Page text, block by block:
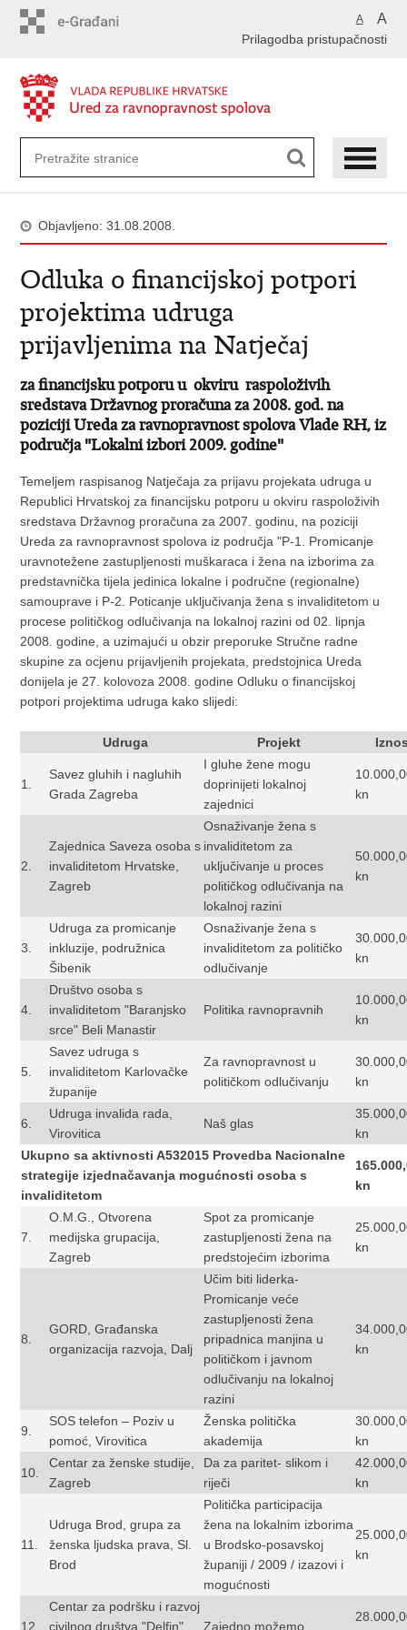
A A
Prilagodba pristupačnosti
Objavljeno: 31.08.2008.
Odluka o financijskoj potpori
projektima udruga
prijavljenima na Natječaj
za financijsku potporu u okviru raspoloživih
sredstava Državnog proračuna za 2008. god. na
poziciji Ureda za ravnopravnost spolova Vlade RH, iz
područja "Lokalni izbori 2009. godine"
Temeljem raspisanog Natječaja za prijavu projekata udruga u
Republici Hrvatskoj za financijsku potporu u okviru raspoloživih
sredstava Državnog proračuna za 2007. godinu, na poziciji
Ureda za ravnopravnost spolova iz područja "P-1. Promicanje
uravnotežene zastupljenosti muškaraca i žena na izborima za
predstavnička tijela jedinica lokalne i područne (regionalne)
samouprave i P-2. Poticanje uključivanja žena s invaliditetom u
procese političkog odlučivanja na lokalnoj razini od 02. lipnja
2008. godine, a uzimajući u obzir preporuke Stručne radne
skupine za ocjenu prijavljenih projekata, predstojnica Ureda
donijela je 27. kolovoza 2008. godine Odluku o financijskoj
potpori projektima udruga kako slijedi:
Udruga Projekt
1.
Savez gluhih i nagluhih
Grada Zagreba
I gluhe žene mogu
doprinijeti lokalnoj
zajednici
kn
2.
Zajednica Saveza osoba s
invaliditetom Hrvatske,
Zagreb
Osnaživanje žena s
invaliditetom za
uključivanje u proces
političkog odlučivanja na
lokalnoj razini
kn
3.
Udruga za promicanje
inkluzije, podružnica
Šibenik
Osnaživanje žena s
invaliditetom za političko
odlučivanje
kn
4.
Društvo osoba s
invaliditetom "Baranjsko
srce" Beli Manastir
Politika ravnopravnih
kn
5.
Savez udruga s
invaliditetom Karlovačke
županije
Za ravnopravnost u
političkom odlučivanju
kn
6.
Udruga invalida rada,
Virovitica
Naš glas
kn
Ukupno sa aktivnosti A532015 Provedba Nacionalne
strategije izjednačavanja mogućnosti osoba s
invaliditetom
kn
7.
O.M.G., Otvorena
medijska grupacija,
Zagreb
Spot za promicanje
zastupljenosti žena na
predstojećim izborima
kn
8.
GORD, Građanska
organizacija razvoja, Dalj
Učim biti liderka-
Promicanje veće
zastupljenosti žena
pripadnica manjina u
političkom i javnom
odlučivanju na lokalnoj
razini
kn
9.
SOS telefon – Poziv u
pomoć, Virovitica
Ženska politička
akademija
kn
10.
Centar za ženske studije,
Zagreb
Da za paritet- slikom i
riječi
kn
11.
Udruga Brod, grupa za
ženska ljudska prava, Sl.
Brod
Politička participacija
žena na lokalnim izborima
u Brodsko-posavskoj
županiji / 2009 / izazovi i
mogućnosti
kn
12.
Centar za podršku i razvoj
civilnog društva "Delfin",
Zajedno možemo